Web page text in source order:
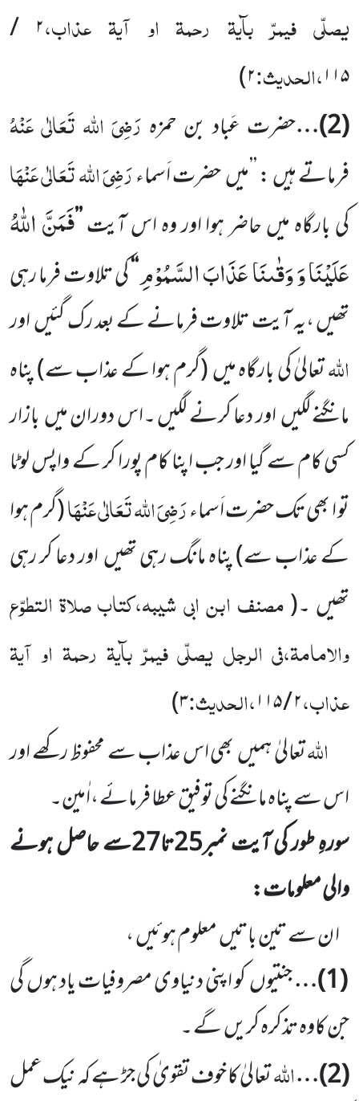
یصلّی فیمرّ بآیۃ رحمۃ او آیۃ عذاب،۲ /
۱۱۵،الحدیث:۲)
(
2
)…حضرت عَباد بن حمزہ رَضِیَ اللہ تَعَالٰی عَنْہُ
فرماتے ہیں : ’’میںحضرت اَسماءرَضِیَ اللہ تَعَالٰی عَنْہَا
کی بارگاہ میں حاضرہوا اور وہ اس آیت’’فَمَنَّ اللّٰهُ
عَلَیْنَا وَ وَقٰىنَا عَذَابَ السَّمُوْمِ‘‘کی تلاوت فرما رہی
تھیں ،یہ آیت تلاوت فرمانےکے بعد رک گئیںاور
اللہتعالیٰ کی بارگاہ میں(گرم ہواکے عذاب سے)پناہ
مانگنے لگیںاور دعا کرنے لگیں ۔اس دورانمیںبازار
کسی کام سے گیا اور جب اپنا کام پورا کر کے واپس لوٹا
تو ا بھی تک حضرت اَسماءرَضِیَ اللہ تَعَالٰی عَنْہَا(گرم ہوا
کے عذاب سے)پناہ مانگ رہی تھیںاور دعا کر رہی
تھیں ۔(مصنف ابن ابی شیبہ،کتاب صلاۃ التطوّع
والامامۃ،فی الرجل یصلّی فیمرّ بآیۃ رحمۃ او آیۃ
عذاب،۲/۱۱۵،الحدیث:۳)
اللہتعالیٰ ہمیںبھی اس عذاب سے محفوظ رکھے اور
اس سے پناہ مانگنے کی توفیق عطا فرمائے ،اٰمین۔
سورہِ طور کی آیت نمبر25تا27سے حاصل ہونے
والی معلومات:
ا ن سے تین باتیںمعلوم ہوئیں،
(
1
)…جنتیوںکو اپنی دنیاوی مصروفیات یاد ہوںگی
جن کاوہ تذکرہ کریںگے ۔
(
2
)…اللہتعالیٰ کا خوف تقویٰ کی جڑ ہے کہ نیک عمل